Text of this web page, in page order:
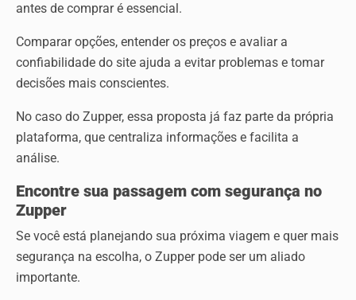
antes de comprar é essencial.
Comparar opções, entender os preços e avaliar a
confiabilidade do site ajuda a evitar problemas e tomar
decisões mais conscientes.
No caso do Zupper, essa proposta já faz parte da própria
plataforma, que centraliza informações e facilita a
análise.
Encontre sua passagem com segurança no
Zupper
Se você está planejando sua próxima viagem e quer mais
segurança na escolha, o Zupper pode ser um aliado
importante.